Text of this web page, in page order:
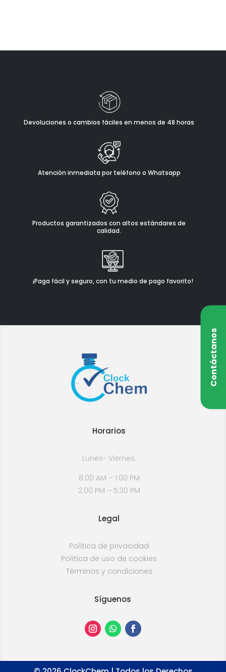
Devoluciones o cambios fáciles en menos de 48 horas
Atención inmediata por teléfono o Whatsapp
Productos garantizados con altos estándares de
calidad.
¡Paga fácil y seguro, con tu medio de pago favorito!
Contáctanos
Horarios
Lunes- Viernes:
8:00 AM – 1:00 PM
2:00 PM – 5:30 PM
Legal
Política de privacidad
Política de uso de cookies
Términos y condiciones
Síguenos